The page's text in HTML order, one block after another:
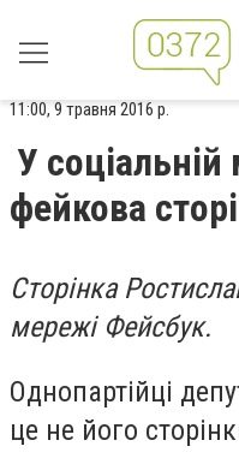
11:00, 9 травня 2016 р.
У
фейкова
Сторінка
мережі Фейсбук.
Однопартійці
це не його